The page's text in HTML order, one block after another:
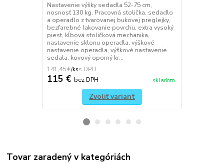
Nastavenie výšky sedadla 52-75 cm,
nosnosť 130 kg. Pracovná stolička, sedadlo
a operadlo z tvarovanej bukovej preglejky,
bezfarebné lakovanie povrchu, extra vysoký
piest, kĺbová stoličková mechanika,
nastavenie sklonu operadla, výškové
nastavenie operadla, výškové nastavenie
sedala, kovový oporný kr...
141,45 €/ks
115 € bez DPH skladom
Zvoliť variant
Tovar zaradený v kategóriách